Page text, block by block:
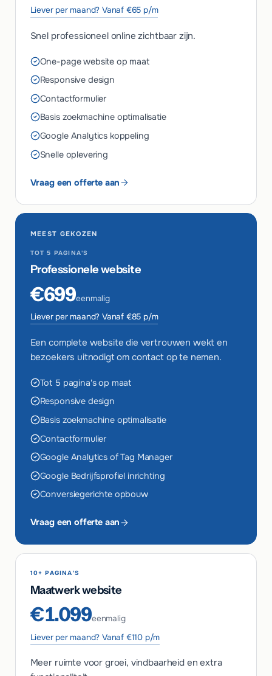
Liever per maand? Vanaf €65 p/m
Snel professioneel online zichtbaar zijn.
One-page website op maat
Responsive design
Contactformulier
Basis zoekmachine optimalisatie
Google Analytics koppeling
Snelle oplevering
Vraag een offerte aan
MEEST GEKOZEN
TOT 5 PAGINA'S
Professionele website
€699eenmalig
Liever per maand? Vanaf €85 p/m
Een complete website die vertrouwen wekt en
bezoekers uitnodigt om contact op te nemen.
Tot 5 pagina's op maat
Responsive design
Basis zoekmachine optimalisatie
Contactformulier
Google Analytics of Tag Manager
Google Bedrijfsprofiel inrichting
Conversiegerichte opbouw
Vraag een offerte aan
10+ PAGINA'S
Maatwerk website
€1.099eenmalig
Liever per maand? Vanaf €110 p/m
Meer ruimte voor groei, vindbaarheid en extra